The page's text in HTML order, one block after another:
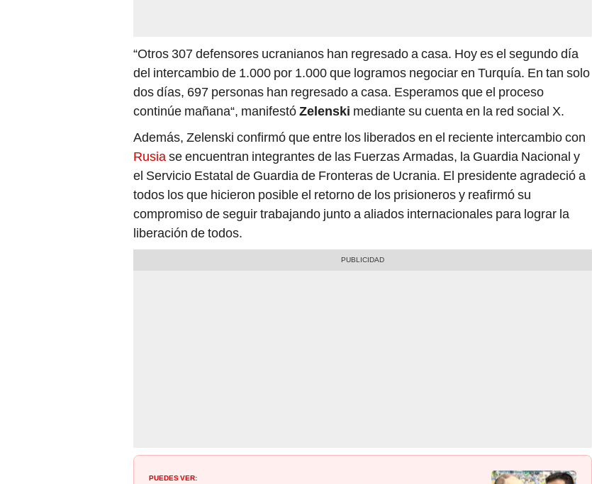
“Otros 307 defensores ucranianos han regresado a casa. Hoy es el segundo día
del intercambio de 1.000 por 1.000 que logramos negociar en Turquía. En tan solo
dos días, 697 personas han regresado a casa. Esperamos que el proceso
continúe mañana“, manifestóZelenski mediante su cuenta en la red social X.
Además, Zelenski confirmó que entre los liberados en el reciente intercambio con
Rusiase encuentran integrantes de las Fuerzas Armadas, la Guardia Nacional y
el Servicio Estatal de Guardia de Fronteras de Ucrania. El presidente agradeció a
todos los que hicieron posible el retorno de los prisioneros y reafirmó su
compromiso de seguir trabajando junto a aliados internacionales para lograr la
liberación de todos.
PUEDES VER: